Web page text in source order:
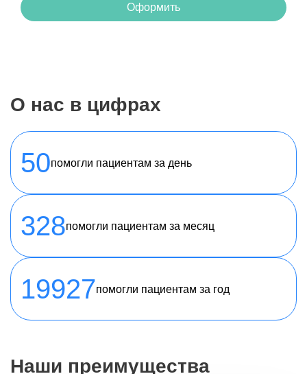
Оформить
О нас в цифрах
50помогли пациентам за день
328помогли пациентам за месяц
19927помогли пациентам за год
Наши преимущества